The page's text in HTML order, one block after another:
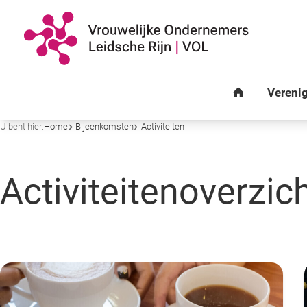
U bent hier:Home Bijeenkomsten Activiteiten